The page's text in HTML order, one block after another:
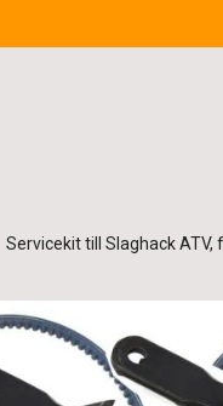
Servicekit till Slaghack